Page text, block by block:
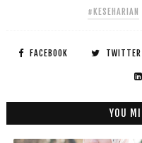
#KESEHARIAN
FACEBOOK TWITTER
YOU